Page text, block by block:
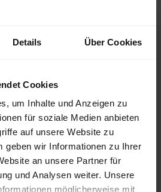
Details Über Cookies
Cookies
um Inhalte und Anzeigen zu
für soziale Medien anbieten
auf unsere Website zu
geben wir Informationen zu Ihrer
an unsere Partner für
und Analysen weiter. Unsere
möglicherweise mit
2026
2026
für Holzpellets in Deutschland
auf unsererPelletspreise -Seite